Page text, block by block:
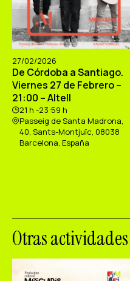
27/02/2026
De Córdoba a Santiago.
Viernes 27 de Febrero –
21:00 – Altell
21 h -23:59 h
Passeig de Santa Madrona,
40, Sants-Montjuïc, 08038
Barcelona, España
Otras